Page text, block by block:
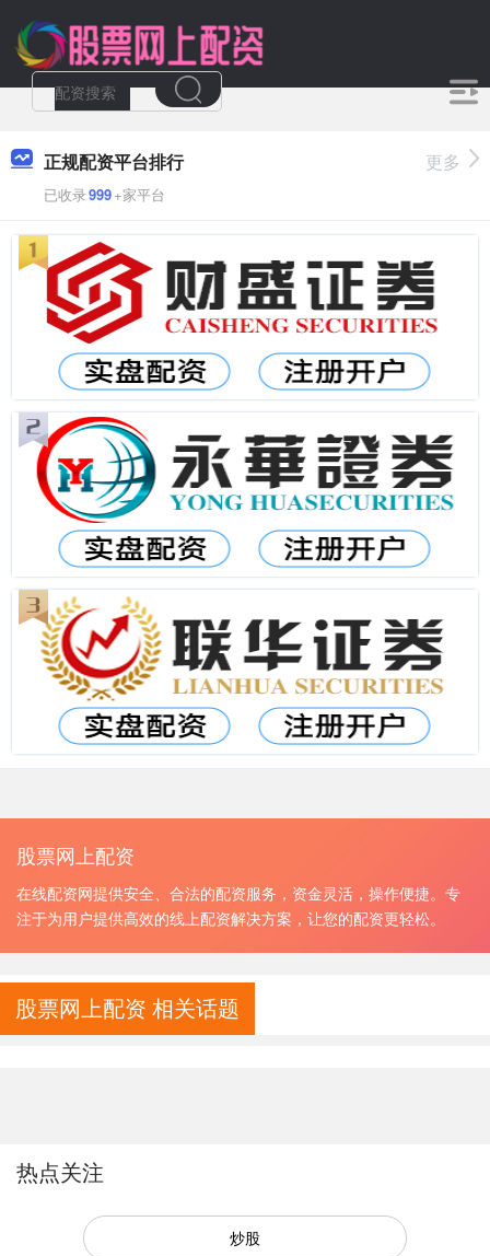
正规配资平台排行
已收录999+家平台
更多
股票网上配资
在线配资网提供安全、合法的配资服务，资金灵活，操作便捷。专
注于为用户提供高效的线上配资解决方案，让您的配资更轻松。
股票网上配资 相关话题
热点关注
炒股